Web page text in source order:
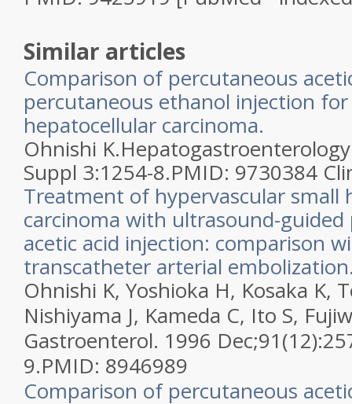
Similar articles
Comparison of percutaneous
percutaneous ethanol injection
hepatocellular carcinoma.
Ohnishi K.
Suppl 3:1254-8.PMID: 9730384
Treatment of hypervascular small
carcinoma with ultrasound-
acetic acid injection: comparison
transcatheter arterial
Ohnishi K, Yoshioka H, Kosaka K,
Nishiyama J, Kameda C, Ito S,
Gastroenterol. 1996
9.PMID: 8946989
Comparison of percutaneous